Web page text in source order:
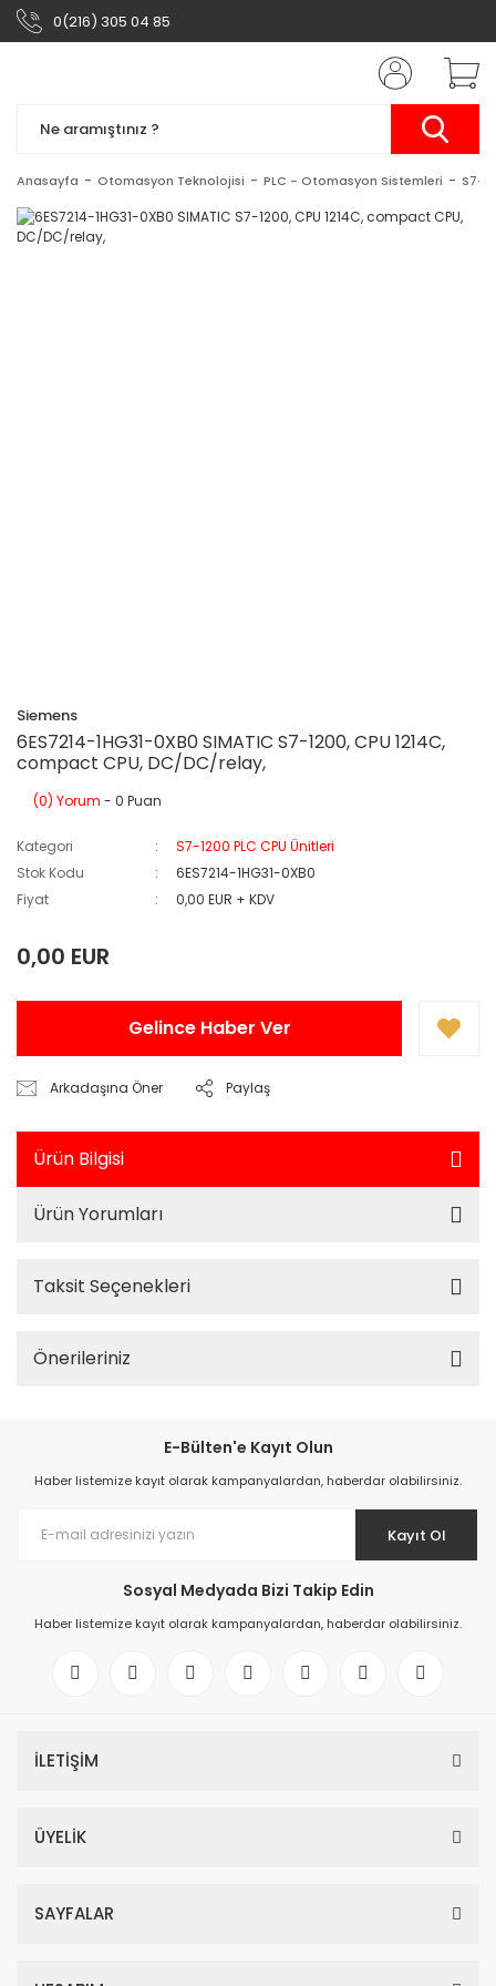
0(216) 305 04 85
Anasayfa Otomasyon Teknolojisi PLC - Otomasyon Sistemleri S7-
Siemens
6ES7214-1HG31-0XB0 SIMATIC S7-1200, CPU 1214C,
compact CPU, DC/DC/relay,
(0) Yorum - 0 Puan
Kategori
S7-1200 PLC CPU Ünitleri
Stok Kodu
6ES7214-1HG31-0XB0
Fiyat
0,00 EUR + KDV
0,00 EUR
Gelince Haber Ver
Arkadaşına Öner Paylaş
Ürün Bilgisi
Ürün Yorumları
Taksit Seçenekleri
Önerileriniz
E-Bülten'e Kayıt Olun
Haber listemize kayıt olarak kampanyalardan, haberdar olabilirsiniz.
Kayıt Ol
Sosyal Medyada Bizi Takip Edin
Haber listemize kayıt olarak kampanyalardan, haberdar olabilirsiniz.
İLETİŞİM
ÜYELİK
SAYFALAR